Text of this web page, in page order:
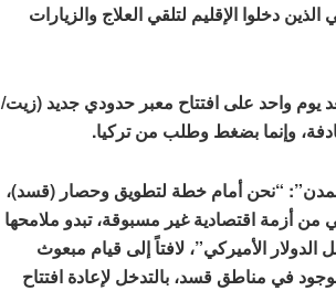
دخلوا الإقليم لتلقي العلاج والزيارات
يوم واحد على افتتاح معبر حدودي جديد (زيت/
وإنما بضغط وطلب من تركيا.
“نحن أمام خطة لتطويق وحصار (قسد)،
من أزمة اقتصادية غير مسبوقة، تبدو ملامحها
الليرة السورية التي تجاوزت ال9 آلاف مقابل الدولار الأميركي”، لافتاً إلى قيام مبعوث
في مناطق قسد، بالتدخل لإعادة افتتاح